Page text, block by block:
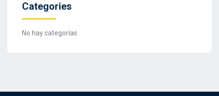
Categories
No hay categorías